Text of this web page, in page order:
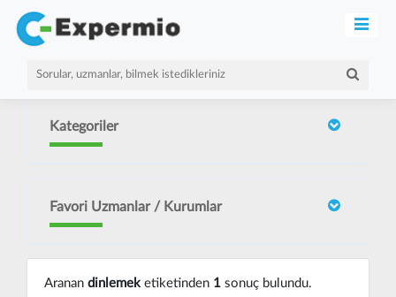
Kategoriler
Favori Uzmanlar / Kurumlar
Aranan dinlemeketiketinden 1sonuç bulundu.